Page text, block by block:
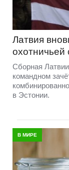
Латвия
охотничьей
Сборная
командном
в Эстонии.
В МИРЕ